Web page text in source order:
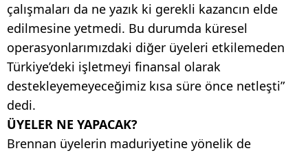
çalışmaları da ne yazık ki gerekli kazancın elde
edilmesine yetmedi. Bu durumda küresel
operasyonlarımızdaki diğer üyeleri etkilemeden
Türkiye’deki işletmeyi finansal olarak
destekleyemeyeceğimiz kısa süre önce netleşti”
dedi.
ÜYELER NE YAPACAK?
Brennan üyelerin maduriyetine yönelik de